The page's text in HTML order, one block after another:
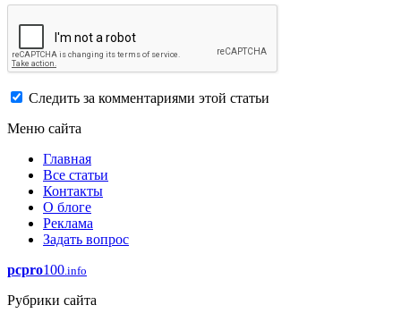
Следить за комментариями этой статьи
Меню сайта
Главная
Все статьи
Контакты
О блоге
Реклама
Задать вопрос
pcpro100.info
Рубрики сайта